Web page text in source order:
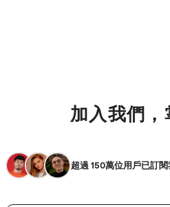
加入我們，
超過 150萬位用戶已訂